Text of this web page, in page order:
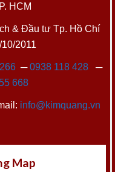
HCM
& Đầu tư Tp. Hồ Chí
2011
─0938 118 428─
668
info@kimquang.vn
Map